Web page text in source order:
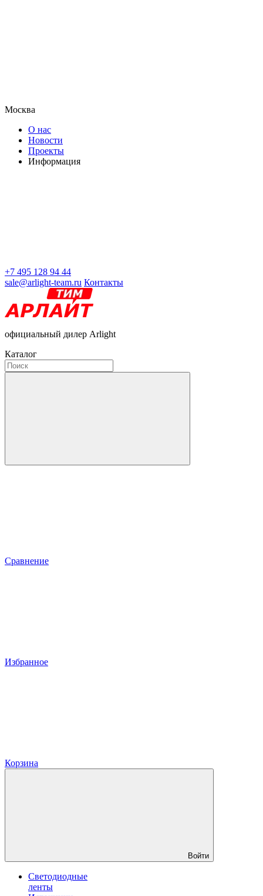
Москва
О нас
Новости
Проекты
Информация
+7 495 128 94 44
sale@arlight-team.ru Контакты
официальный дилер Arlight
Каталог
Сравнение
Избранное
Корзина
Войти
Светодиодные
ленты